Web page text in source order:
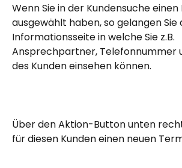
Wenn Sie in der Kundensuche einen
ausgewählt haben, so gelangen Sie
Informationsseite in welche Sie z.B.
Ansprechpartner, Telefonnummer
des Kunden einsehen können.
Über den Aktion-Button unten
für diesen Kunden einen neuen